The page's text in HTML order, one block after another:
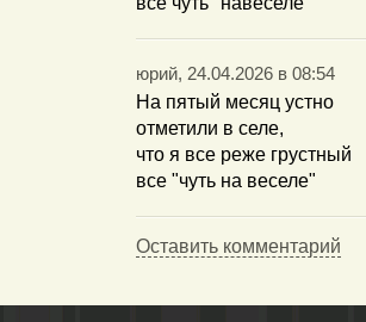
юрий, 24.04.2026 в 08:54
На пятый месяц устно
отметили в селе,
что я все реже грустный
все "чуть на веселе"
Оставить комментарий